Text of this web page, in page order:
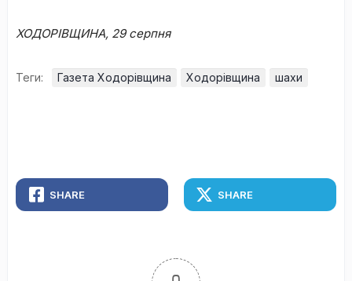
ХОДОРІВЩИНА, 29 серпня
Теги: Газета Ходорівщина Ходорівщина шахи
SHARE SHARE